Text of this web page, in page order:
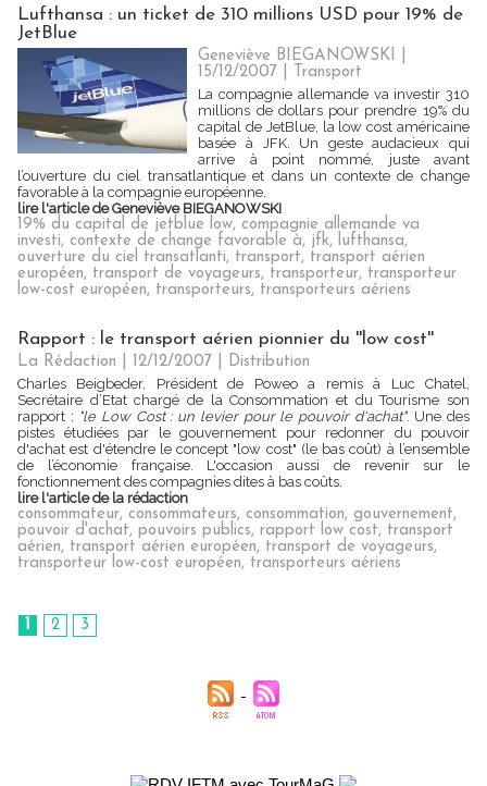
Lufthansa : un ticket de 310 millions USD pour 19% de
JetBlue
Geneviève BIEGANOWSKI |
15/12/2007
Transport
La compagnie allemande va investir 310
millions de dollars pour prendre 19% du
capital de JetBlue, la low cost américaine
basée à JFK. Un geste audacieux qui
arrive à point nommé, juste avant
l’ouverture du ciel transatlantique et dans un contexte de change
favorable à la compagnie européenne.
lire l'article de Geneviève BIEGANOWSKI
19% du capital de jetblue low, compagnie allemande va
investi, contexte de change favorable à, jfk, lufthansa,
ouverture du ciel transatlanti, transport, transport aérien
européen, transport de voyageurs, transporteur, transporteur
low-cost européen, transporteurs, transporteurs aériens
Rapport : le transport aérien pionnier du ''low cost''
La Rédaction | 12/12/2007
Distribution
Charles Beigbeder, Président de Poweo a remis à Luc Chatel,
Secrétaire d’Etat chargé de la Consommation et du Tourisme son
rapport : "le Low Cost : un levier pour le pouvoir d'achat". Une des
pistes étudiées par le gouvernement pour redonner du pouvoir
d'achat est d'étendre le concept "low cost" (le bas coût) à l’ensemble
de l’économie française. L'occasion aussi de revenir sur le
fonctionnement des compagnies dites à bas coûts.
lire l'article de la rédaction
consommateur, consommateurs, consommation, gouvernement,
pouvoir d'achat, pouvoirs publics, rapport low cost, transport
aérien, transport aérien européen, transport de voyageurs,
transporteur low-cost européen, transporteurs aériens
1 2 3